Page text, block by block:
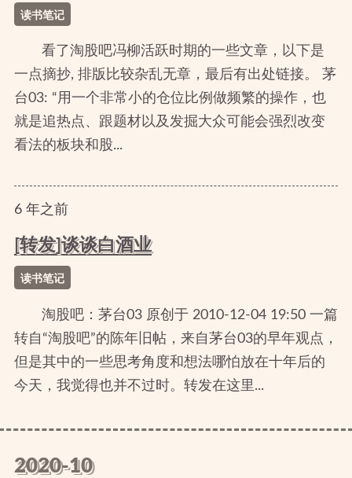
读书笔记
看了淘股吧冯柳活跃时期的一些文章，以下是
一点摘抄, 排版比较杂乱无章，最后有出处链接。 茅
台03: “用一个非常小的仓位比例做频繁的操作，也
就是追热点、跟题材以及发掘大众可能会强烈改变
看法的板块和股...
6年之前
[转发]谈谈白酒业
读书笔记
淘股吧：茅台03 原创于 2010-12-04 19:50 一篇
转自“淘股吧”的陈年旧帖，来自茅台03的早年观点，
但是其中的一些思考角度和想法哪怕放在十年后的
今天，我觉得也并不过时。转发在这里...
2020-10